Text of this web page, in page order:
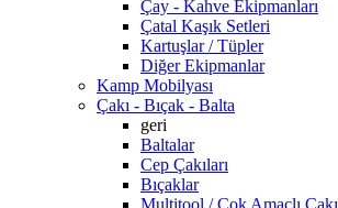
Çay - Kahve Ekipmanları
Çatal Kaşık Setleri
Kartuşlar / Tüpler
Diğer Ekipmanlar
Kamp Mobilyası
Çakı - Bıçak - Balta
geri
Baltalar
Cep Çakıları
Bıçaklar
Multitool / Çok Amaçlı Çakı